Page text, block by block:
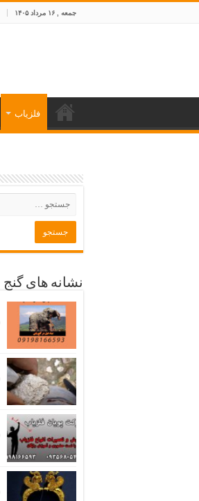
جمعه , ۱۶ مرداد ۱۴۰۵
فلزیاب
نشانه های گنج